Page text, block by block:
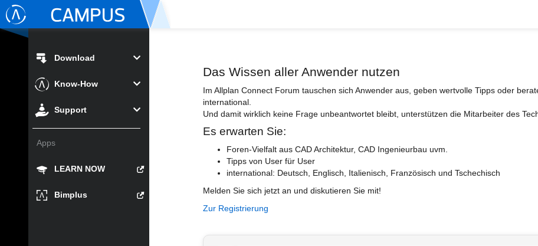
Download
Know-How
Support
Apps
LEARN NOW
Bimplus
Das Wissen aller Anwender nutzen
Im Allplan Connect Forum tauschen sich Anwender aus, geben wertvolle Tipps oder
international.
Und damit wirklich keine Frage unbeantwortet bleibt, unterstützen die Mitarbeiter des
Es erwarten Sie:
Foren-Vielfalt aus CAD Architektur, CAD Ingenieurbau uvm.
Tipps von User für User
international: Deutsch, Englisch, Italienisch, Französisch und Tschechisch
Melden Sie sich jetzt an und diskutieren Sie mit!
Zur Registrierung